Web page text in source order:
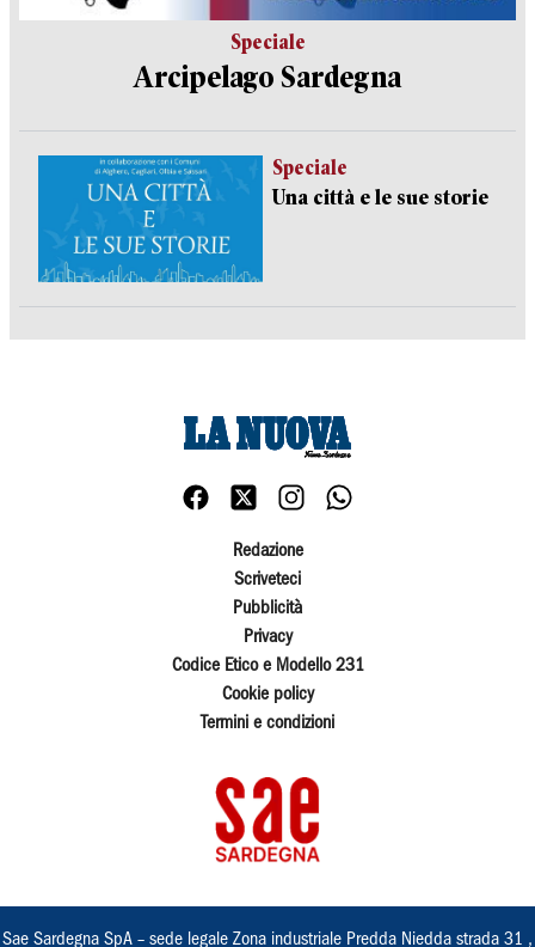
Speciale
Arcipelago Sardegna
Speciale
Una città e le sue storie
Redazione
Scriveteci
Pubblicità
Privacy
Codice Etico e Modello 231
Cookie policy
Termini e condizioni
Sae Sardegna SpA – sede legale Zona industriale Predda Niedda strada 31 ,